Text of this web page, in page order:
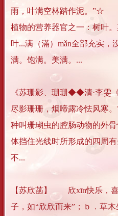
雨，叶满空林踏作泥。”☆
植物的营养器官之一：树叶
叶...满（滿）mǎn全部充实，
满。饱满。美满。...
《苏珊影、珊珊◆◆清·李雯
尽影珊珊，烟啼露冷怯风寒
种叫珊瑚虫的腔肠动物的外
体挡住光线时所形成的四周
不...
【苏欣菡】 欣xīn快乐，喜
子，如“欣欣而来”；ｂ．草